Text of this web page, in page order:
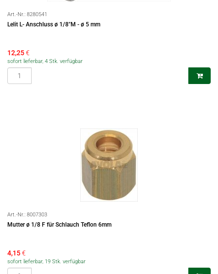
Art.-Nr.: 8280541
Lelit L- Anschluss ø 1/8"M - ø 5 mm
12,25€
sofort lieferbar, 4 Stk. verfügbar
Art.-Nr.: 8007303
Mutter ø 1/8 F für Schlauch Teflon 6mm
4,15€
sofort lieferbar, 19 Stk. verfügbar